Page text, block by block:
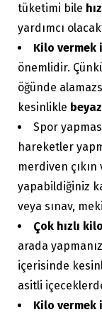
tüketimi bile
yardımcı
Kilo vermek
önemlidir.
öğünde
kesinlikle
Spor
hareketler
merdiven
yapabildiğiniz
veya sınav,
Çok hızlı
arada
içerisinde
asitli
Kilo vermek